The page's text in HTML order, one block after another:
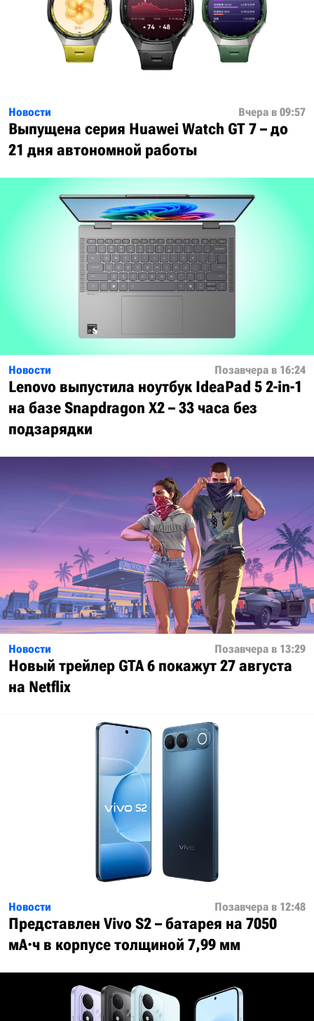
Новости Вчера в 09:57
Выпущена серия Huawei Watch GT 7 – до
21 дня автономной работы
Новости Позавчера в 16:24
Lenovo выпустила ноутбук IdeaPad 5 2-in-1
на базе Snapdragon X2 – 33 часа без
подзарядки
Новости Позавчера в 13:29
Новый трейлер GTA 6 покажут 27 августа
на Netflix
Новости Позавчера в 12:48
Представлен Vivo S2 – батарея на 7050
мА·ч в корпусе толщиной 7,99 мм